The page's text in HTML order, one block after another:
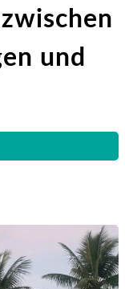
und